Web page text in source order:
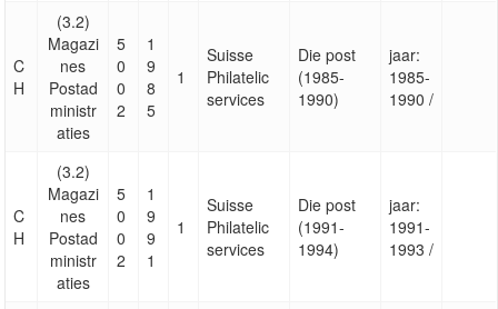
C
H
(3.2)
Magazi
nes
Postad
ministr
aties
5
0
0
2
1
9
8
5
1
Suisse
Philatelic
services
Die post
(1985-
1990)
jaar:
1985-
1990 /
C
H
(3.2)
Magazi
nes
Postad
ministr
aties
5
0
0
2
1
9
9
1
1
Suisse
Philatelic
services
Die post
(1991-
1994)
jaar:
1991-
1993 /